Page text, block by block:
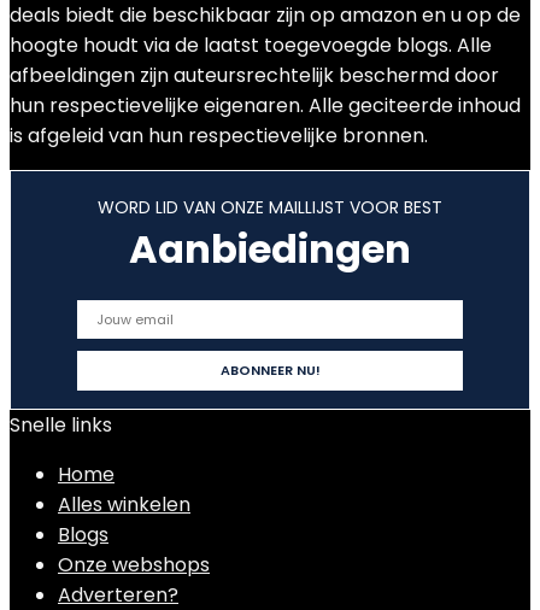
deals biedt die beschikbaar zijn op amazon en u op de
hoogte houdt via de laatst toegevoegde blogs. Alle
afbeeldingen zijn auteursrechtelijk beschermd door
hun respectievelijke eigenaren. Alle geciteerde inhoud
is afgeleid van hun respectievelijke bronnen.
WORD LID VAN ONZE MAILLIJST VOOR BEST
Aanbiedingen
Snelle links
Home
Alles winkelen
Blogs
Onze webshops
Adverteren?